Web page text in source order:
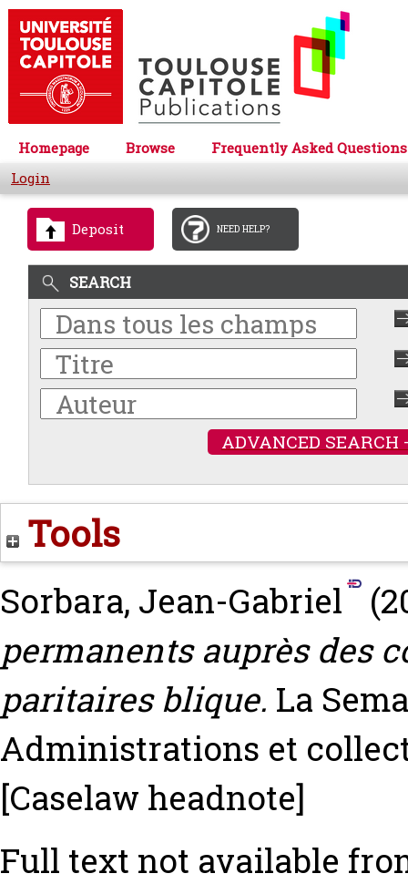
Homepage Browse
Frequently Asked Questions
Login
Deposit NEED HELP?
SEARCH
ADVANCED SEARCH
Tools
Sorbara, Jean-Gabriel
permanents auprès des
paritaires blique. La
Administrations et
[Caselaw headnote]
Full text not available